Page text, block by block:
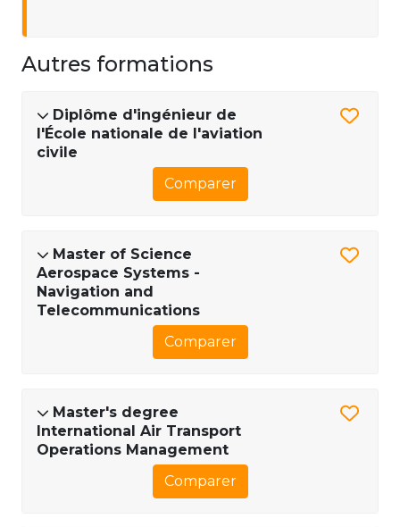
Autres formations
Diplôme d'ingénieur de
l'École nationale de l'aviation
civile
Comparer
Master of Science
Aerospace Systems -
Navigation and
Telecommunications
Comparer
Master's degree
International Air Transport
Operations Management
Comparer